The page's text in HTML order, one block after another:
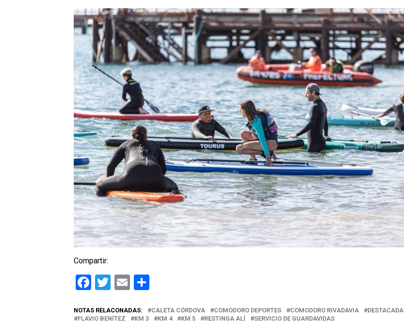
Compartir:
Facebook
Twitter
Email
NOTAS RELACONADAS: CALETA CÓRDOVA COMODORO DEPORTES COMODORO RIVADAVIA
DESTACADA
FLAVIO BENÍTEZ
KM 3 KM 4 KM 5 RESTINGA ALÍ SERVICIO DE GUARDAVIDAS